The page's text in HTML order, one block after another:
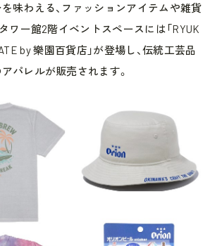
味わえる、ファッションアイテムや雑貨
ワー館2階イベントスペースには「RYUK
by 樂園百貨店」が登場し、伝統工芸品
パレルが販売されます。